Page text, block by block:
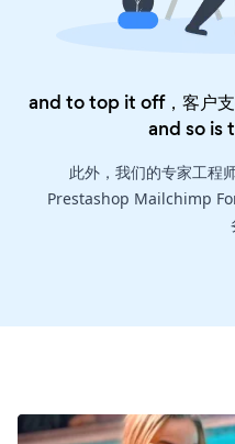
and to top it off，客户
and so is
此外，我们的专家工程
Prestashop Mailchimp